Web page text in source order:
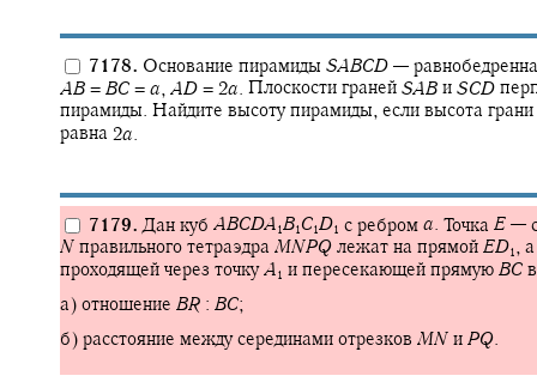
7178. Основание пирамиды SABCD —
AB = BC = a, AD = 2a. Плоскости граней SAB и SCD
пирамиды. Найдите высоту пирамиды, если высота грани
равна 2a.
7179. Дан куб ABCDA 1B1 C1D1 с ребром a. Точка E —
N правильного тетраэдра MNPQ лежат на прямой ED1 ,
проходящей через точкуA 1 и пересекающей прямую BC
а) отношение BR : BC;
б) расстояние между серединами отрезков MN и PQ.